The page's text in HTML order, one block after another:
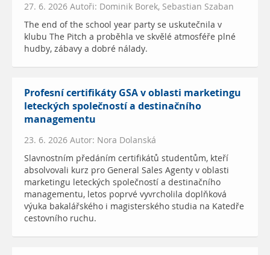
27. 6. 2026 Autoři: Dominik Borek, Sebastian Szaban
The end of the school year party se uskutečnila v
klubu The Pitch a proběhla ve skvělé atmosféře plné
hudby, zábavy a dobré nálady.
Profesní certifikáty GSA v oblasti marketingu
leteckých společností a destinačního
managementu
23. 6. 2026 Autor: Nora Dolanská
Slavnostním předáním certifikátů studentům, kteří
absolvovali kurz pro General Sales Agenty v oblasti
marketingu leteckých společností a destinačního
managementu, letos poprvé vyvrcholila doplňková
výuka bakalářského i magisterského studia na Katedře
cestovního ruchu.